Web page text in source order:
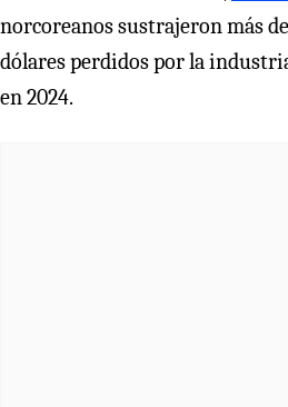
norcoreanos sustrajeron más
dólares perdidos por la
en 2024.